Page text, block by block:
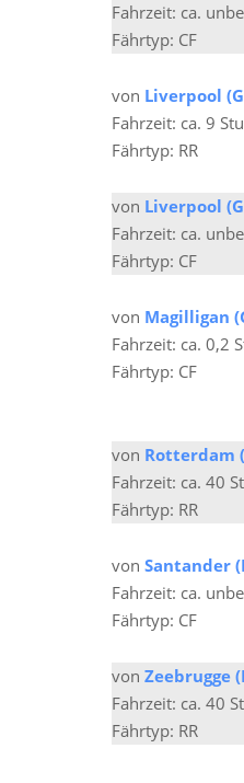
Fahrzeit: ca.
Fährtyp: CF
von Liverpool
Fahrzeit: ca. 9
Fährtyp: RR
von Liverpool
Fahrzeit: ca.
Fährtyp: CF
von Magilligan
Fahrzeit: ca. 0,2
Fährtyp: CF
von Rotterdam
Fahrzeit: ca. 40
Fährtyp: RR
von Santander
Fahrzeit: ca.
Fährtyp: CF
von Zeebrugge
Fahrzeit: ca. 40
Fährtyp: RR